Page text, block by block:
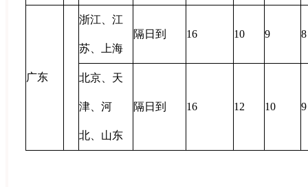
广东
浙江、江
苏、上海
隔日到 16 10 9 8
北京、天
津、河
北、山东
隔日到 16 12 10 9